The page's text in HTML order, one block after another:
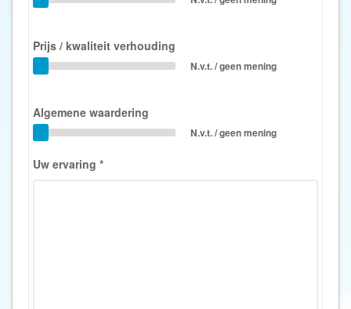
Prijs / kwaliteit verhouding
N.v.t. / geen mening
Algemene waardering
N.v.t. / geen mening
Uw ervaring *